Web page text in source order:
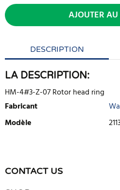
AJOUTER
DESCRIPTION
LA DESCRIPTION:
HM-4#3-Z-07 Rotor head ring
Fabricant
Modèle
Il n'y a aucun avis sur ce produit.
avis
CONTACT US